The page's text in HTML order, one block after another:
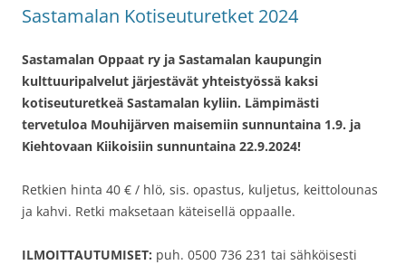
Sastamalan Kotiseuturetket 2024
Sastamalan Oppaat ry ja Sastamalan kaupungin
kulttuuripalvelut järjestävät yhteistyössä kaksi
kotiseuturetkeä Sastamalan kyliin. Lämpimästi
tervetuloa Mouhijärven maisemiin sunnuntaina 1.9. ja
Kiehtovaan Kiikoisiin sunnuntaina 22.9.2024!
Retkien hinta 40 € / hlö, sis. opastus, kuljetus, keittolounas
ja kahvi. Retki maksetaan käteisellä oppaalle.
ILMOITTAUTUMISET: puh. 0500 736 231 tai sähköisesti